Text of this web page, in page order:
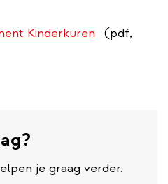
Kinderkuren
(pdf,
je graag verder.